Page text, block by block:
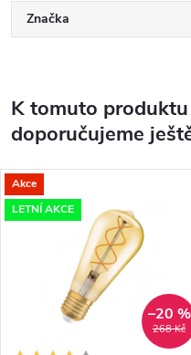
Značka
K tomuto produktu
doporučujeme
Akce
LETNÍ AKCE
268 Kč
–20 %